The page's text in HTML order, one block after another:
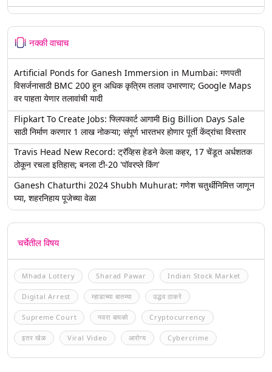
नक्की वाचाच
Artificial Ponds for Ganesh Immersion in Mumbai: गणपती
विसर्जनासाठी BMC 200 हून अधिक कृत्रिम तलाव उभारणार; Google Maps
वर पाहता येणार तलावांची यादी
Flipkart To Create Jobs: फ्लिपकार्ट आगामी Big Billion Days Sale
साठी निर्माण करणार 1 लाख नोकऱ्या; संपूर्ण भारतभर होणार पूर्ती केंद्रांचा विस्तार
Travis Head New Record: ट्रॅव्हिस हेडने केला कहर, 17 चेंडूत अर्धशतक
ठोकून रचला इतिहास; बनला टी-20 'पॉवरप्ले किंग'
Ganesh Chaturthi 2024 Shubh Muhurat: गणेश चतुर्थीनिमित्त जाणून
घ्या, शहरनिहाय पूजेच्या वेळा
चर्चेतील विषय
Mhada Lottery Sharad Pawar Indian Stock Market
Digital Arrest म्हाडाच्या बातम्या उद्धव ठाकरे
Supreme Court नवरा बायको Cryptocurrency
इतर खेळ Viral Video आरोग्य Cybercrime